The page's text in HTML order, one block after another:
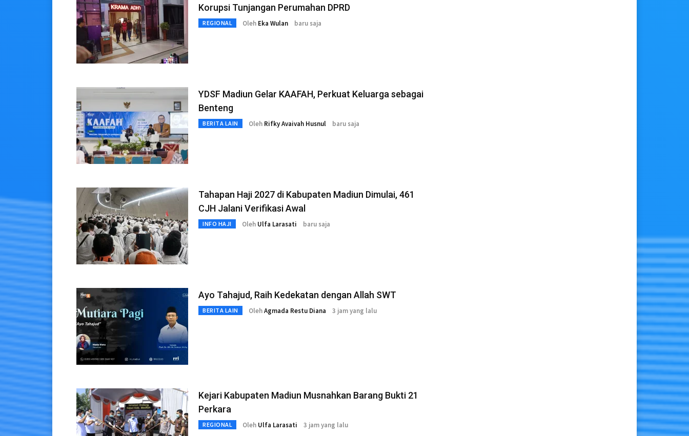
Korupsi Tunjangan Perumahan DPRD
REGIONAL Oleh Eka Wulan baru saja
YDSF Madiun Gelar KAAFAH, Perkuat Keluarga sebagai
Benteng
BERITA LAIN Oleh Rifky Avaivah Husnul baru saja
Tahapan Haji 2027 di Kabupaten Madiun Dimulai, 461
CJH Jalani Verifikasi Awal
INFO HAJI Oleh Ulfa Larasati baru saja
Ayo Tahajud, Raih Kedekatan dengan Allah SWT
BERITA LAIN OlehAgmada Restu Diana 3 jam yang lalu
Kejari Kabupaten Madiun Musnahkan Barang Bukti 21
Perkara
REGIONAL Oleh Ulfa Larasati 3 jam yang lalu